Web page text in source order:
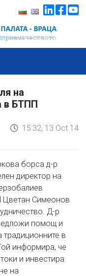
на
в БТПП
15:32, 13 Oct 14
борса д-р
директор на
Цветан Симеонов
Д-р
помощ и
в
информира, че
и инвестира
на